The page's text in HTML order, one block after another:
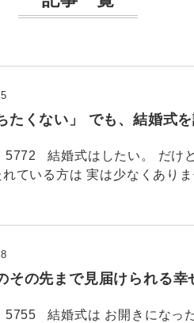
たくない」 でも、結婚式
5772 結婚式はしたい。 だけ
れている方は 実は少なくあり
その先まで見届けられる
5755 結婚式は お開きになっ